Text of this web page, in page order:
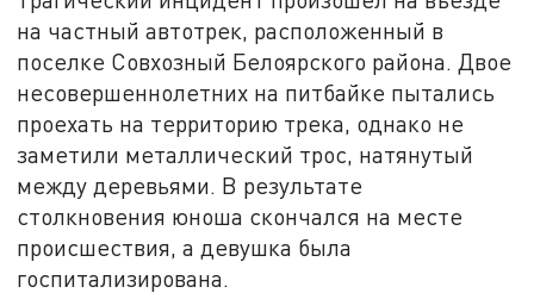
на частный автотрек, расположенный в
поселке Совхозный Белоярского района. Двое
несовершеннолетних на питбайке пытались
проехать на территорию трека, однако не
заметили металлический трос, натянутый
между деревьями. В результате
столкновения юноша скончался на месте
происшествия, а девушка была
госпитализирована.